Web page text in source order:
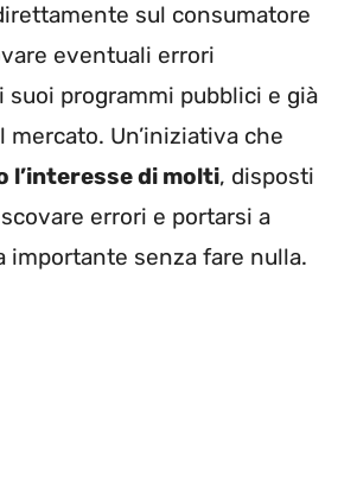
sul consumatore
eventuali errori
suoi programmi pubblici e già
mercato. Un’iniziativa che
l’interesse di molti, disposti
errori e portarsi a
importante senza fare nulla.